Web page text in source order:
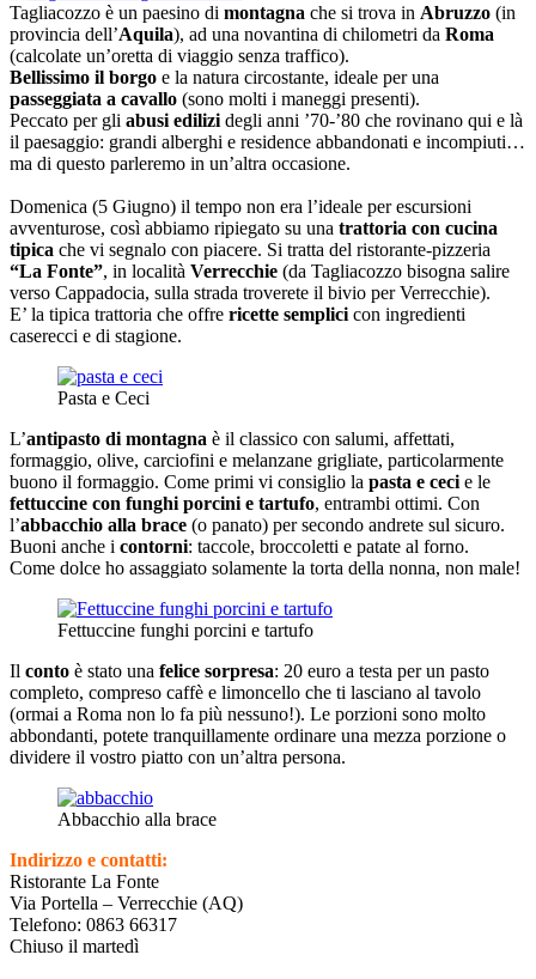
Tagliacozzo è un paesino di montagna che si trova in Abruzzo (in
provincia dell’Aquila), ad una novantina di chilometri da Roma
(calcolate un’oretta di viaggio senza traffico).
Bellissimo il borgo e la natura circostante, ideale per una
passeggiata a cavallo (sono molti i maneggi presenti).
Peccato per gli abusi edilizi degli anni ’70-’80 che rovinano qui e là
il paesaggio: grandi alberghi e residence abbandonati e incompiuti…
ma di questo parleremo in un’altra occasione.
Domenica (5 Giugno) il tempo non era l’ideale per escursioni
avventurose, così abbiamo ripiegato su una trattoria con cucina
tipica che vi segnalo con piacere. Si tratta del ristorante-pizzeria
“La Fonte”, in località Verrecchie (da Tagliacozzo bisogna salire
verso Cappadocia, sulla strada troverete il bivio per Verrecchie).
E’ la tipica trattoria che offre ricette semplici con ingredienti
caserecci e di stagione.
Pasta e Ceci
L’antipasto di montagna è il classico con salumi, affettati,
formaggio, olive, carciofini e melanzane grigliate, particolarmente
buono il formaggio. Come primi vi consiglio la pasta e ceci e le
fettuccine con funghi porcini e tartufo, entrambi ottimi. Con
l’abbacchio alla brace (o panato) per secondo andrete sul sicuro.
Buoni anche i contorni: taccole, broccoletti e patate al forno.
Come dolce ho assaggiato solamente la torta della nonna, non male!
Fettuccine funghi porcini e tartufo
Il conto è stato una felice sorpresa: 20 euro a testa per un pasto
completo, compreso caffè e limoncello che ti lasciano al tavolo
(ormai a Roma non lo fa più nessuno!). Le porzioni sono molto
abbondanti, potete tranquillamente ordinare una mezza porzione o
dividere il vostro piatto con un’altra persona.
Abbacchio alla brace
Indirizzo e contatti:
Ristorante La Fonte
Via Portella – Verrecchie (AQ)
Telefono: 0863 66317
Chiuso il martedì